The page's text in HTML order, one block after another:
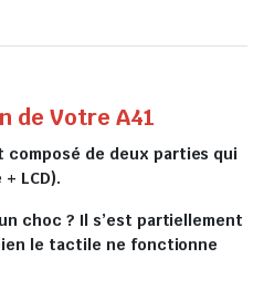
de Votre A41
composé de deux parties qui
LCD).
choc ? Il s’est partiellement
le tactile ne fonctionne